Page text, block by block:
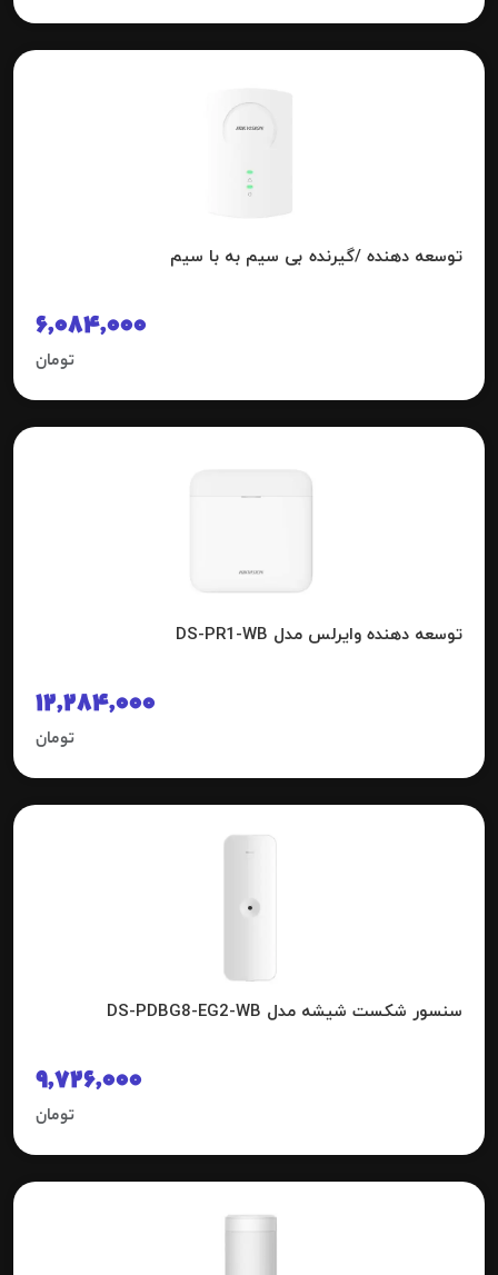
توسعه دهنده /گیرنده بی سیم به با سیم
6,084,000
تومان
توسعه دهنده وایرلس مدل DS-PR1-WB
12,284,000
تومان
سنسور شکست شیشه مدل DS-PDBG8-EG2-WB
9,726,000
تومان